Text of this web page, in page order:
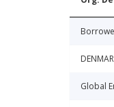
Global